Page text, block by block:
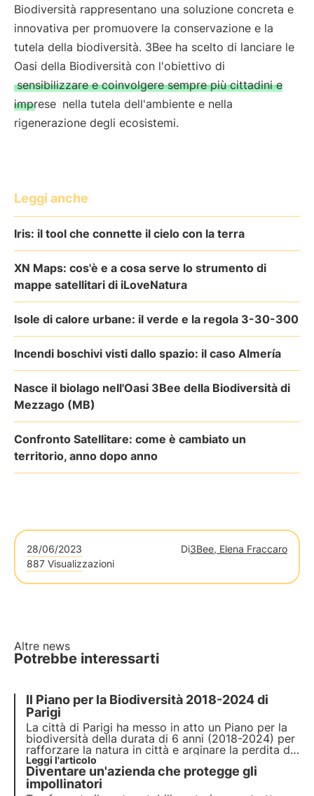
Biodiversità rappresentano una soluzione concreta e
innovativa per promuovere la conservazione e la
tutela della biodiversità. 3Bee ha scelto di lanciare le
Oasi della Biodiversità con l'obiettivo di
sensibilizzare e coinvolgere sempre più cittadini e
imprese nella tutela dell'ambiente e nella
rigenerazione degli ecosistemi.
Leggi anche
Iris: il tool che connette il cielo con la terra
XN Maps: cos'è e a cosa serve lo strumento di
mappe satellitari di iLoveNatura
Isole di calore urbane: il verde e la regola 3-30-300
Incendi boschivi visti dallo spazio: il caso Almería
Nasce il biolago nell'Oasi 3Bee della Biodiversità di
Mezzago (MB)
Confronto Satellitare: come è cambiato un
territorio, anno dopo anno
28/06/2023 Di3Bee, Elena Fraccaro
887 Visualizzazioni
Altre news
Potrebbe interessarti
Il Piano per la Biodiversità 2018-2024 di
Parigi
La città di Parigi ha messo in atto un Piano per la
biodiversità della durata di 6 anni (2018-2024) per
rafforzare la natura in città e arginare la perdita di
biodiversità. Questo articolo analizza le varie
azioni attuate nell'ambito del Piano per la
biodiversità.
Leggi l'articolo
Diventare un'azienda che protegge gli
impollinatori